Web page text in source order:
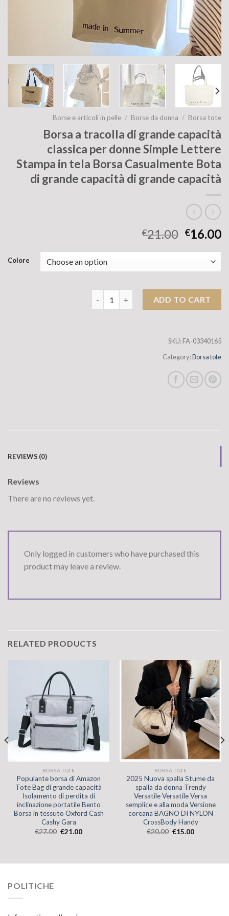
Borse e articoli in pelle / Borse da donna / Borsa tote
Borsa a tracolla di grande capacità
classica per donne Simple Lettere
Stampa in tela Borsa Casualmente Bota
di grande capacità di grande capacità
€21.00 €16.00
Colore
ADD TO CART
SKU:FA-03340165
Category:Borsa tote
REVIEWS (0)
Reviews
There are no reviews yet.
Only logged in customers who have purchased this
product may leave a review.
RELATED PRODUCTS
BORSA TOTE
Populante borsa di Amazon
Tote Bag di grande capacità
Isolamento di perdita di
inclinazione portatile Bento
Borsa in tessuto Oxford Cash
Cashy Gara
€27.00 €21.00
BORSA TOTE
2025 Nuova spalla Stume da
spalla da donna Trendy
Versatile Versatile Versa
semplice e alla moda Versione
coreana BAGNO DI NYLON
CrossBody Handy
€20.00 €15.00
POLITICHE